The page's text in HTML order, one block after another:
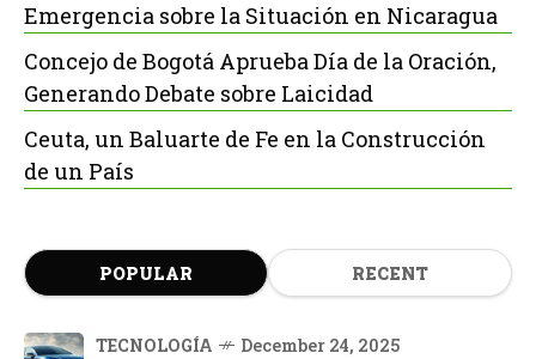
Emergencia sobre la Situación en Nicaragua
Concejo de Bogotá Aprueba Día de la Oración,
Generando Debate sobre Laicidad
Ceuta, un Baluarte de Fe en la Construcción
de un País
POPULAR RECENT
TECNOLOGÍA December 24, 2025